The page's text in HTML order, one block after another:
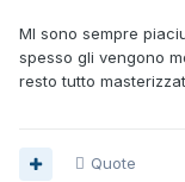
MI sono sempre
spesso gli vengono
resto tutto
Quote